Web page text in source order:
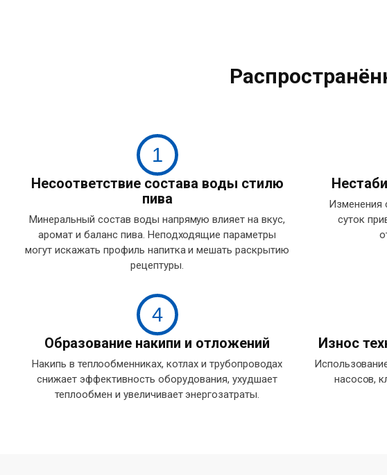
1
Несоответствие состава воды стилю
пива
Минеральный состав воды напрямую влияет на вкус,
аромат и баланс пива. Неподходящие параметры
могут искажать профиль напитка и мешать раскрытию
рецептуры.
Изменения
суток
4
Образование накипи и отложений
Накипь в теплообменниках, котлах и трубопроводах
снижает эффективность оборудования, ухудшает
теплообмен и увеличивает энергозатраты.
Износ
насосов,